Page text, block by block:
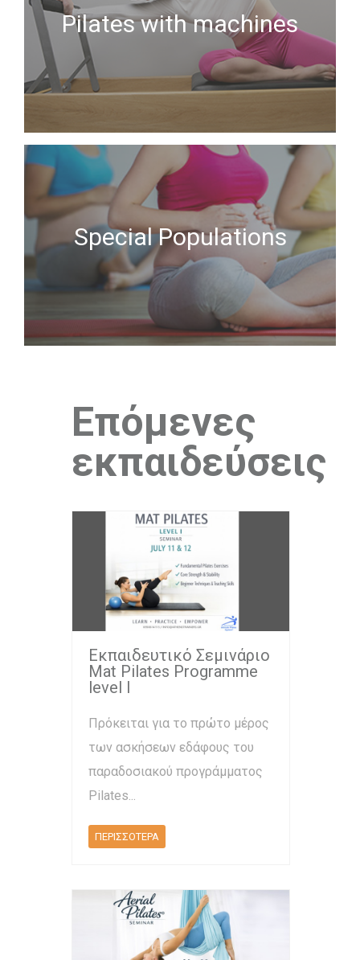
Pilates with machines
Special Populations
Επόμενες
εκπαιδεύσεις
Εκπαιδευτικό Σεμινάριο
Mat Pilates Programme
level l
Πρόκειται για το πρώτο μέρος
των ασκήσεων εδάφους του
παραδοσιακού προγράμματος
Pilates...
ΠΕΡΙΣΣΟΤΕΡΑ